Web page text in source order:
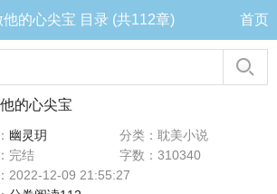
他的心尖宝 目录 (共112章) 首页
的心尖宝
幽灵玥
分类：耽美小说
完结
字数：310340
2022-12-09 21:55:27